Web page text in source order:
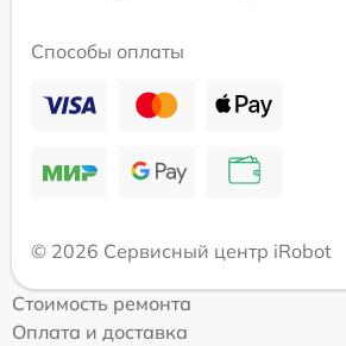
Способы оплаты
© 2026 Сервисный центр iRobot
Стоимость ремонта
Оплата и доставка